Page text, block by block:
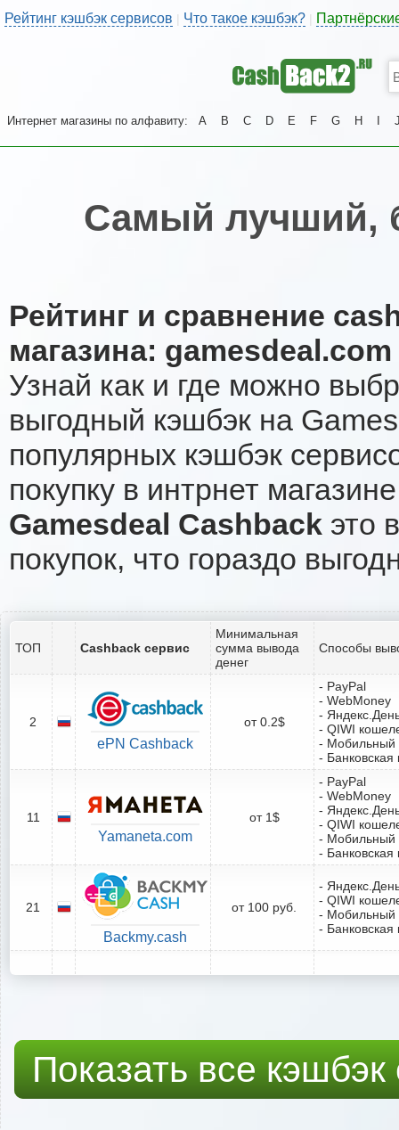
Рейтинг кэшбэк сервисов | Что такое кэшбэк?
Интернет магазины по алфавиту: A B C D E F G H
Самый лучший,
Рейтинг и сравнение
магазина: gamesdeal.com
Узнай как и где можно
выгодный кэшбэк на
популярных кэшбэк
покупку в интрнет
Gamesdeal Cashback это
покупок, что гораздо
ТОП Cashback сервис
Минимальная
сумма вывода
денег
Способы
2
ePN Cashback
от 0.2$
- PayPal
- WebMoney
-
- QIWI
- Мобильный
- Банковская
11
Yamaneta.com
от 1$
- PayPal
- WebMoney
-
- QIWI
- Мобильный
- Банковская
21
Backmy.cash
от 100 руб.
-
- QIWI
- Мобильный
- Банковская
Показать все